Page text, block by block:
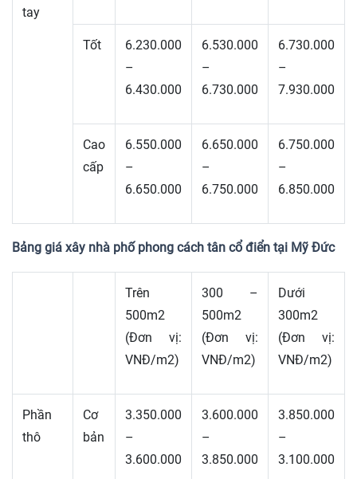
tay
Tốt
6.230.000
–
6.430.000
6.530.000
–
6.730.000
6.730.000
–
7.930.000
Cao
cấp
6.550.000
–
6.650.000
6.650.000
–
6.750.000
6.750.000
–
6.850.000
Bảng giá xây nhà phố phong cách tân cổ điển tại Mỹ Đức
Trên
500m2
(Đơn vị:
VNĐ/m2)
300 –
500m2
(Đơn vị:
VNĐ/m2)
Dưới
300m2
(Đơn vị:
VNĐ/m2)
Phần
thô
Cơ
bản
3.350.000
–
3.600.000
3.600.000
–
3.850.000
3.850.000
–
3.100.000